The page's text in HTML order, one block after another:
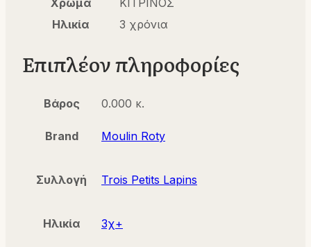
Ηλικία
3 χρόνια
Επιπλέον πληροφορίες
Βάρος 0.000 κ.
Brand Moulin Roty
Συλλογή Trois Petits Lapins
Ηλικία 3χ+